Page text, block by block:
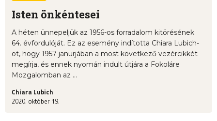
Isten önkéntesei
A héten ünnepeljük az 1956-os forradalom kitörésének
64. évfordulóját. Ez az esemény indította Chiara Lubich-
ot, hogy 1957 janurjában a most következő vezércikkét
megírja, és ennek nyomán indult útjára a Fokoláre
Mozgalomban az ...
Chiara Lubich
2020. október 19.